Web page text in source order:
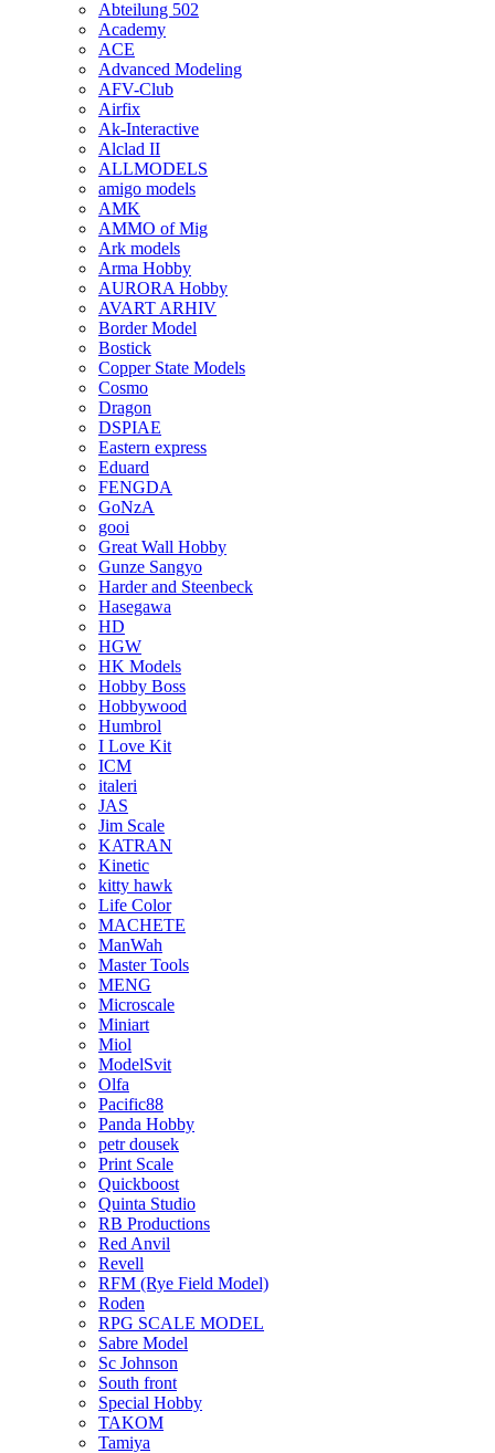
Abteilung 502
Academy
ACE
Advanced Modeling
AFV-Club
Airfix
Ak-Interactive
Alclad II
ALLMODELS
amigo models
AMK
AMMO of Mig
Ark models
Arma Hobby
AURORA Hobby
AVART ARHIV
Border Model
Bostick
Copper State Models
Cosmo
Dragon
DSPIAE
Eastern express
Eduard
FENGDA
GoNzA
gooi
Great Wall Hobby
Gunze Sangyo
Harder and Steenbeck
Hasegawa
HD
HGW
HK Models
Hobby Boss
Hobbywood
Humbrol
I Love Kit
ICM
italeri
JAS
Jim Scale
KATRAN
Kinetic
kitty hawk
Life Color
MACHETE
ManWah
Master Tools
MENG
Microscale
Miniart
Miol
ModelSvit
Olfa
Pacific88
Panda Hobby
petr dousek
Print Scale
Quickboost
Quinta Studio
RB Productions
Red Anvil
Revell
RFM (Rye Field Model)
Roden
RPG SCALE MODEL
Sabre Model
Sc Johnson
South front
Special Hobby
TAKOM
Tamiya